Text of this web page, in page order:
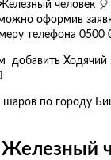
человек 🎈
оформив
телефона 0500
добавить Ходячий
шаров по городу